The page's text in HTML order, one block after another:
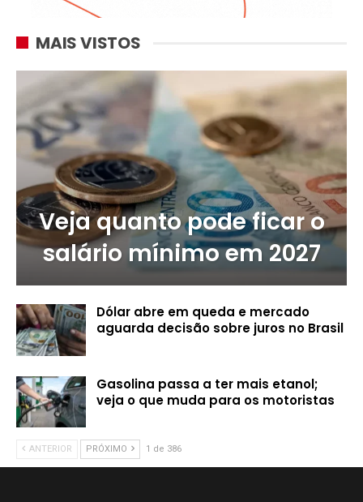
MAIS VISTOS
Veja quanto pode ficar o
salário mínimo em 2027
Dólar abre em queda e mercado
aguarda decisão sobre juros no Brasil
Gasolina passa a ter mais etanol;
veja o que muda para os motoristas
ANTERIOR PRÓXIMO 1 de 386